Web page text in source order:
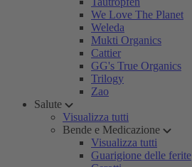
We Love The Planet
Weleda
Mukti Organics
Cattier
GG's True Organics
Trilogy
Zao
Salute
Visualizza tutti
Bende e Medicazione
Visualizza tutti
Guarigione delle ferite